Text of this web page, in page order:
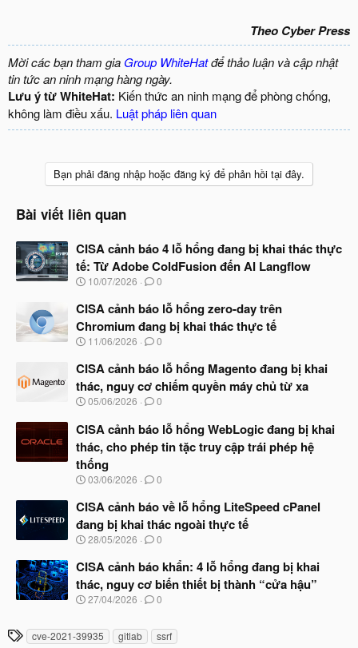
Theo Cyber Press
Mời các bạn tham gia Group WhiteHatđể thảo luận và cập nhật
tin tức an ninh mạng hàng ngày.
Lưu ý từ WhiteHat: Kiến thức an ninh mạng để phòng chống,
không làm điều xấu. Luật pháp liên quan
Bạn phải đăng nhập hoặc đăng ký để phản hồi tại đây.
Bài viết liên quan
CISA cảnh báo 4 lỗ hổng đang bị khai thác thực
tế: Từ Adobe ColdFusion đến AI Langflow
N
à
b
ắ
đ
ầ
u
10/07/2026 0
CISA cảnh báo lỗ hổng zero-day trên
Chromium đang bị khai thác thực tế
N
à
b
ắ
đ
ầ
u
11/06/2026 0
CISA cảnh báo lỗ hổng Magento đang bị khai
thác, nguy cơ chiếm quyền máy chủ từ xa
N
à
y
b
ắ
t
ầ
u
05/06/2026 0
CISA cảnh báo lỗ hổng WebLogic đang bị khai
thác, cho phép tin tặc truy cập trái phép hệ
thống
N
à
b
ắ
đ
ầ
u
03/06/2026 0
CISA cảnh báo về lỗ hổng LiteSpeed cPanel
đang bị khai thác ngoài thực tế
N
à
b
ắ
đ
ầ
28/05/2026 0
CISA cảnh báo khẩn: 4 lỗ hổng đang bị khai
thác, nguy cơ biến thiết bị thành “cửa hậu”
N
y
27/04/2026 0
Tcve-2021-39935 gitlab ssrf